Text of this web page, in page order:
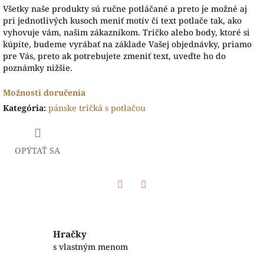
Všetky naše produkty sú ručne potláčané a preto je možné aj
pri jednotlivých kusoch meniť motív či text potlače tak, ako
vyhovuje vám, našim zákazníkom. Tričko alebo body, ktoré si
kúpite, budeme vyrábať na základe Vašej objednávky, priamo
pre Vás, preto ak potrebujete zmeniť text, uveďte ho do
poznámky nižšie.
Možnosti doručenia
Kategória: pánske tričká s potlačou
OPÝTAŤ SA
Hračky
s vlastným menom